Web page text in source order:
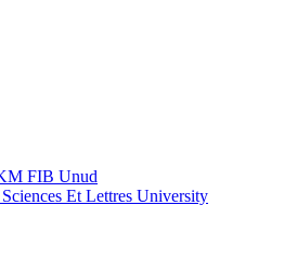
FIB Unud
Et Lettres University